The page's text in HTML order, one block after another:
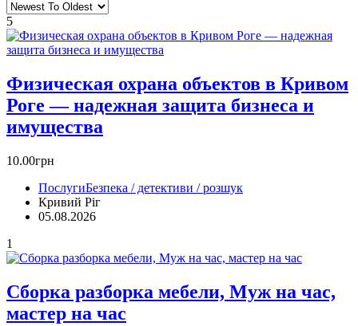
5
Физическая охрана объектов в Кривом
Роге — надежная защита бизнеса и
имущества
10.00грн
ПослугиБезпека / детективи / розшук
Кривий Ріг‎
05.08.2026
1
Сборка разборка мебели, Муж на час,
мастер на час